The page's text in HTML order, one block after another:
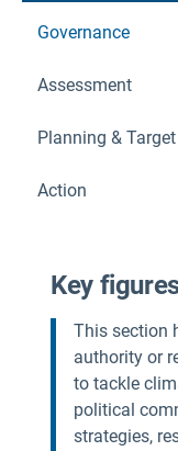
Governance
Assessment
Planning & Target
Action
Key
This section
authority or
to tackle
political
strategies,